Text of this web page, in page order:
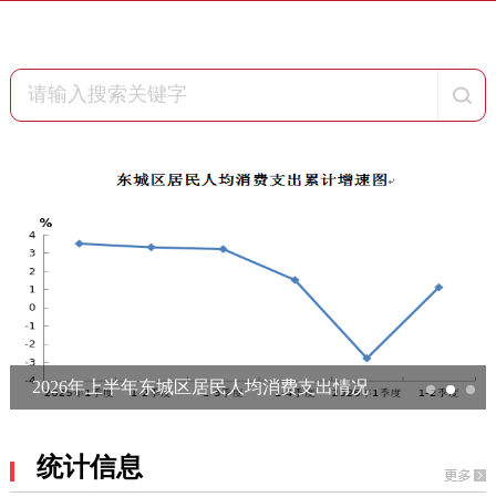
城区居民人均消费支出情况 2026年上半年
统计信息